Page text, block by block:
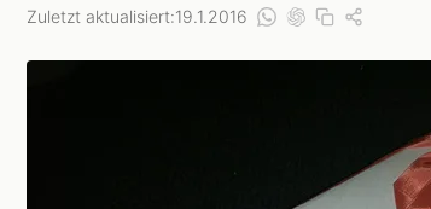
Zuletzt aktualisiert:19.1.2016